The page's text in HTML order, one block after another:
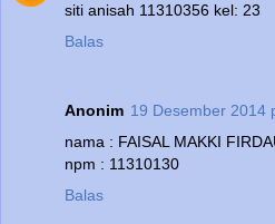
siti anisah 11310356 kel: 23
Balas
Anonim 19 Desember 2014
nama : FAISAL MAKKI
npm : 11310130
Balas